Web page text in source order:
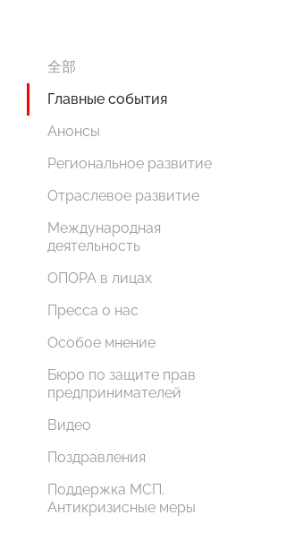
全部
Главные события
Анонсы
Региональное развитие
Отраслевое развитие
Международная
деятельность
ОПОРА в лицах
Пресса о нас
Особое мнение
Бюро по защите прав
предпринимателей
Видео
Поздравления
Поддержка МСП.
Антикризисные меры